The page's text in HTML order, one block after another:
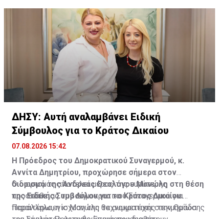
ΔΗΣΥ: Αυτή αναλαμβάνει Ειδική
Σύμβουλος για το Κράτος Δικαίου
07.08.2026 15:42
Η Πρόεδρος του Δημοκρατικού Συναγερμού, κ.
Αννίτα Δημητρίου, προχώρησε σήμερα στον
διορισμό της Άνδρεας Θεολόγου Μανώλη στη θέση
της Ειδικής Συμβούλου για το Κράτος Δικαίου.
Ο διορισμός αποτελεί μέρος της ευρύτερης
προσπάθειας του Δημοκρατικού Συναγερμού για
περαιτέρω ενίσχυση της τεχνοκρατικής τεκμηρίωσης
Παράλληλα, η κ. Μανώλη θα συμμετέχει στην Ομάδα